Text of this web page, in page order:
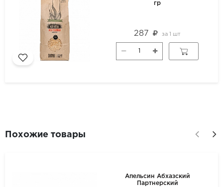
гр
287 за 1 шт
Похожие товары
Апельсин Абхазский
Партнерский